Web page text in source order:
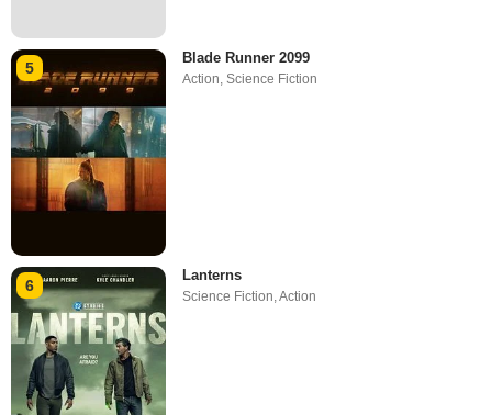
5
Blade Runner 2099
Action ,Science Fiction
6
Lanterns
Science Fiction,Action